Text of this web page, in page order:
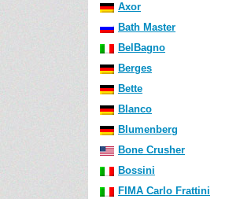
Axor
Bath Master
BelBagno
Berges
Bette
Blanco
Blumenberg
Bone Crusher
Bossini
FIMA Carlo Frattini